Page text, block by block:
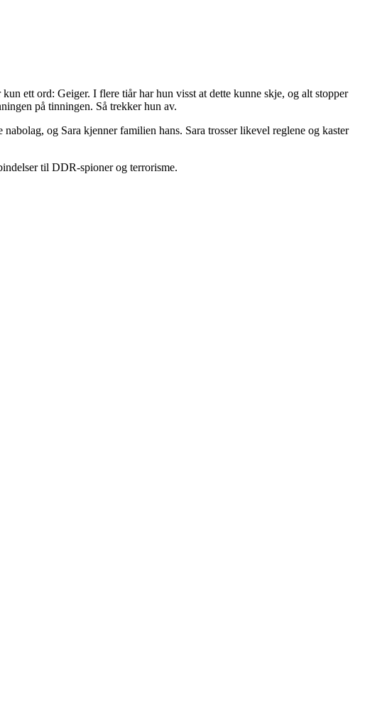
ett ord: Geiger. I flere tiår har hun visst at dette kunne skje, og alt stopper
på tinningen. Så trekker hun av.
og Sara kjenner familien hans. Sara trosser likevel reglene og kaster
til DDR-spioner og terrorisme.